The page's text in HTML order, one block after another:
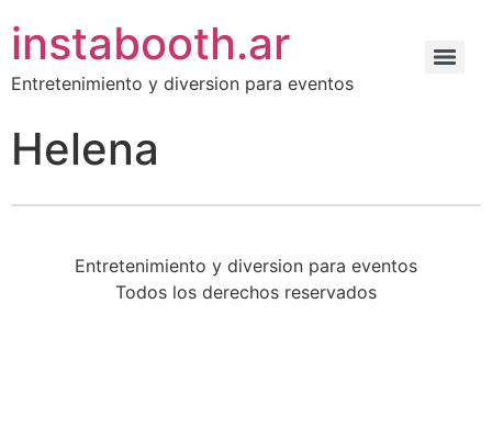
instabooth.ar
Entretenimiento y diversion para eventos
Helena
Entretenimiento y diversion para eventos
Todos los derechos reservados